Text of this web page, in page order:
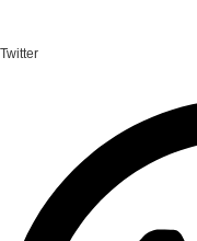
Twitter